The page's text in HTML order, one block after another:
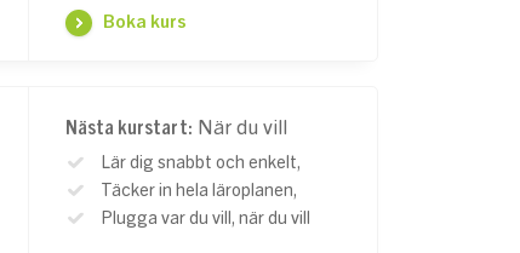
Boka kurs
Nästa kurstart: När du vill
Lär dig snabbt och enkelt,
Täcker in hela läroplanen,
Plugga var du vill, när du vill